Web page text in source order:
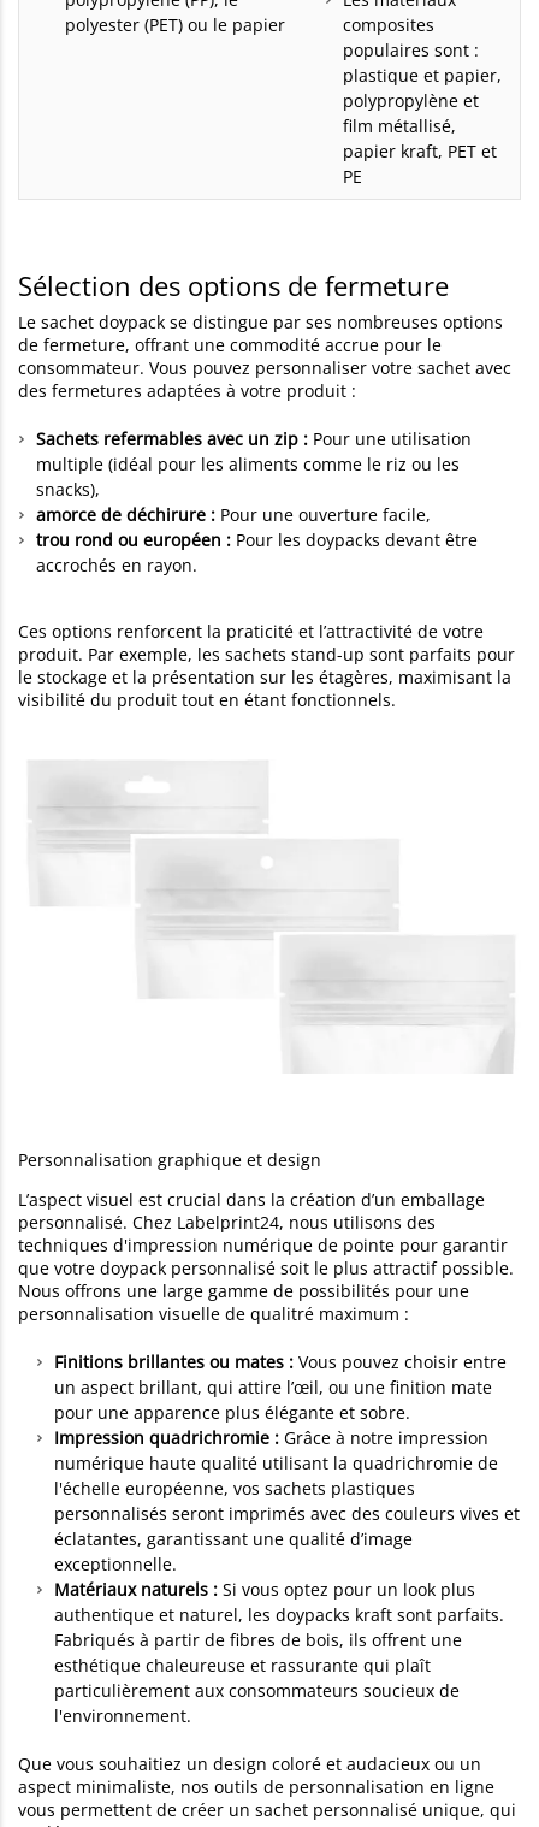
polyester (PET) ou le papier
composites
populaires sont :
plastique et papier,
polypropylène et
film métallisé,
papier kraft, PET et
PE
Sélection des options de fermeture
Le sachet doypack se distingue par ses nombreuses options
de fermeture, offrant une commodité accrue pour le
consommateur. Vous pouvez personnaliser votre sachet avec
des fermetures adaptées à votre produit :
Sachets refermables avec un zip : Pour une utilisation
multiple (idéal pour les aliments comme le riz ou les
snacks),
amorce de déchirure : Pour une ouverture facile,
trou rond ou européen : Pour les doypacks devant être
accrochés en rayon.
Ces options renforcent la praticité et l’attractivité de votre
produit. Par exemple, les sachets stand-up sont parfaits pour
le stockage et la présentation sur les étagères, maximisant la
visibilité du produit tout en étant fonctionnels.
Personnalisation graphique et design
L’aspect visuel est crucial dans la création d’un emballage
personnalisé. Chez Labelprint24, nous utilisons des
techniques d'impression numérique de pointe pour garantir
que votre doypack personnalisé soit le plus attractif possible.
Nous offrons une large gamme de possibilités pour une
personnalisation visuelle de qualitré maximum :
Finitions brillantes ou mates : Vous pouvez choisir entre
un aspect brillant, qui attire l’œil, ou une finition mate
pour une apparence plus élégante et sobre.
Impression quadrichromie : Grâce à notre impression
numérique haute qualité utilisant la quadrichromie de
l'échelle européenne, vos sachets plastiques
personnalisés seront imprimés avec des couleurs vives et
éclatantes, garantissant une qualité d’image
exceptionnelle.
Matériaux naturels : Si vous optez pour un look plus
authentique et naturel, les doypacks kraft sont parfaits.
Fabriqués à partir de fibres de bois, ils offrent une
esthétique chaleureuse et rassurante qui plaît
particulièrement aux consommateurs soucieux de
l'environnement.
Que vous souhaitiez un design coloré et audacieux ou un
aspect minimaliste, nos outils de personnalisation en ligne
vous permettent de créer un sachet personnalisé unique, qui